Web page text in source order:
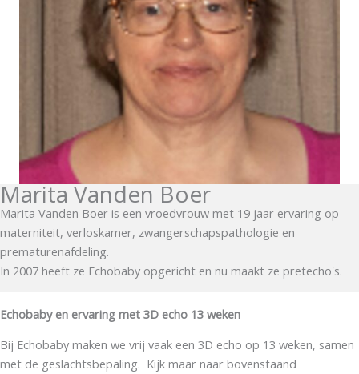
Marita Vanden Boer
Marita Vanden Boer is een vroedvrouw met 19 jaar ervaring op
materniteit, verloskamer, zwangerschapspathologie en
prematurenafdeling.
In 2007 heeft ze Echobaby opgericht en nu maakt ze pretecho's.
Echobaby en ervaring met 3D echo 13 weken
Bij Echobaby maken we vrij vaak een 3D echo op 13 weken, samen
met de geslachtsbepaling. Kijk maar naar bovenstaand